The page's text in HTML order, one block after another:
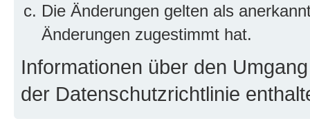
Die Änderungen gelten als
Änderungen zugestimmt hat.
Informationen über den
der Datenschutzrichtlinie